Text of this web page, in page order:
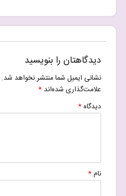
دیدگاهتان را بنویسید
نشانی ایمیل شما منتشر نخواهد شد.
علامت‌گذاری شده‌اند *
دیدگاه*
نام*